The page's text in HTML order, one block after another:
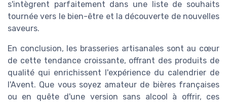
s'intègrent parfaitement dans une liste de souhaits
tournée vers le bien-être et la découverte de nouvelles
saveurs.
En conclusion, les brasseries artisanales sont au cœur
de cette tendance croissante, offrant des produits de
qualité qui enrichissent l'expérience du calendrier de
l'Avent. Que vous soyez amateur de bières françaises
ou en quête d'une version sans alcool à offrir, ces